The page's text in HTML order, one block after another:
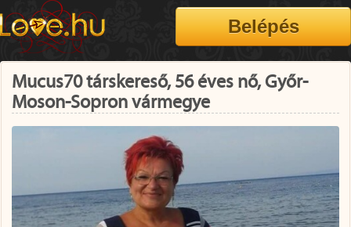
Mucus70 társkereső, 56 éves nő, Győr-
Moson-Sopron vármegye